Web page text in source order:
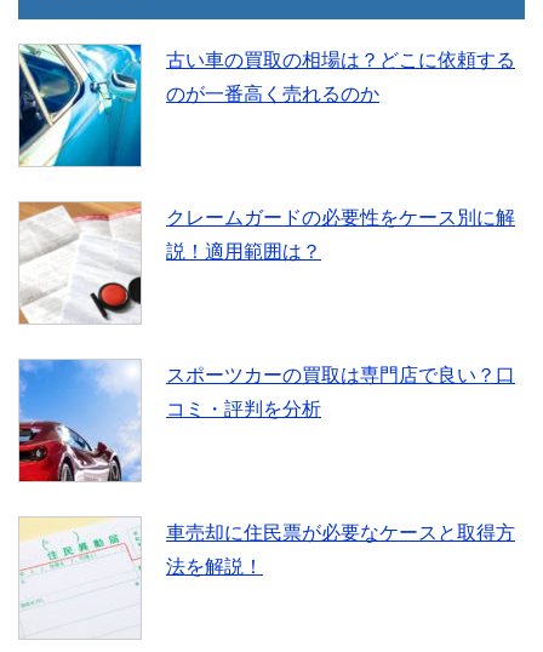
古い車の買取の相場は？どこに依頼する
のが一番高く売れるのか
クレームガードの必要性をケース別に解
説！適用範囲は？
スポーツカーの買取は専門店で良い？口
コミ・評判を分析
車売却に住民票が必要なケースと取得方
法を解説！